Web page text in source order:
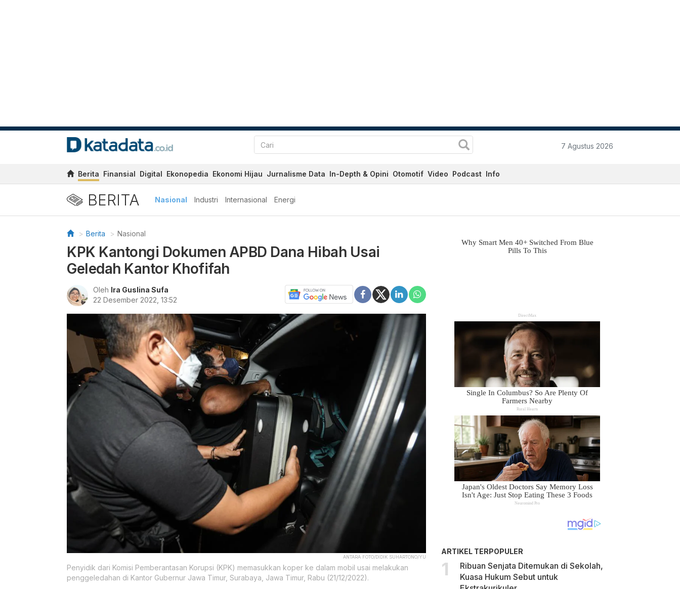
7 Agustus 2026
Berita Finansial Digital Ekonopedia Ekonomi Hijau Jurnalisme Data In-Depth & Opini Otomotif Video Podcast Info
BERITA Nasional Industri Internasional Energi
Berita Nasional
KPK Kantongi Dokumen APBD Dana Hibah Usai
Geledah Kantor Khofifah
Oleh Ira Guslina Sufa
22 Desember 2022, 13:52
ANTARA FOTO/DIDIK SUHARTONO/YU
Penyidik dari Komisi Pemberantasan Korupsi (KPK) memasukkan koper ke dalam mobil usai melakukan
penggeledahan di Kantor Gubernur Jawa Timur, Surabaya, Jawa Timur, Rabu (21/12/2022).
ARTIKEL TERPOPULER
Ribuan Senjata Ditemukan di Sekolah,
Kuasa Hukum Sebut untuk